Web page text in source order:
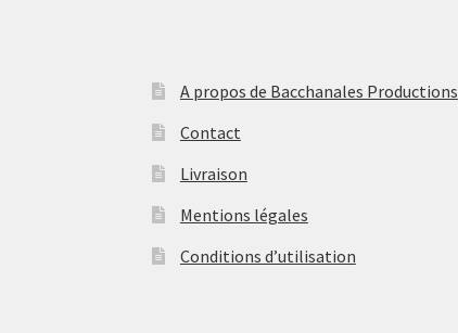
A propos de Bacchanales Productions
Contact
Livraison
Mentions légales
Conditions d’utilisation